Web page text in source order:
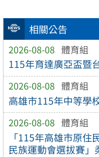
相關公告
2026-08-08 體育組
115年育達廣亞盃暨
2026-08-08 體育組
高雄市115年中等學
2026-08-08 體育組
「115年高雄市原
民族運動會選拔賽」